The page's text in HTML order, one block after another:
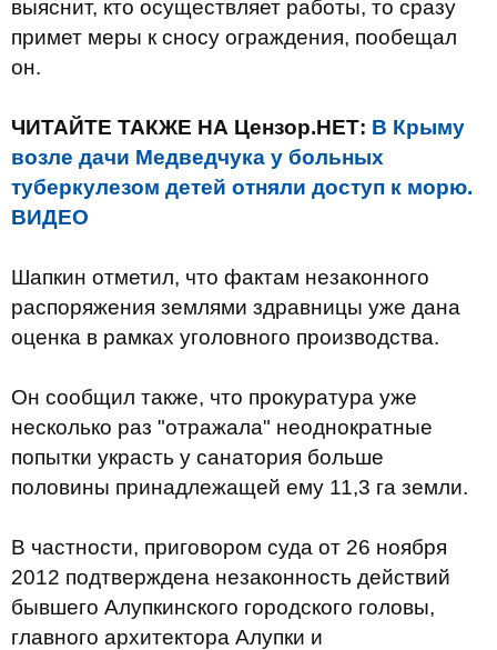
выяснит, кто осуществляет работы, то сразу
примет меры к сносу ограждения, пообещал
он.
ЧИТАЙТЕ ТАКЖЕ НА Цензор.НЕТ: В Крыму
возле дачи Медведчука у больных
туберкулезом детей отняли доступ к морю.
ВИДЕО
Шапкин отметил, что фактам незаконного
распоряжения землями здравницы уже дана
оценка в рамках уголовного производства.
Он сообщил также, что прокуратура уже
несколько раз "отражала" неоднократные
попытки украсть у санатория больше
половины принадлежащей ему 11,3 га земли.
В частности, приговором суда от 26 ноября
2012 подтверждена незаконность действий
бывшего Алупкинского городского головы,
главного архитектора Алупки и